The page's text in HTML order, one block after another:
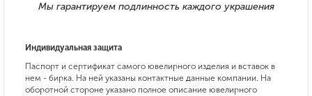
Мы гарантируем подлинность каждого украшения
Индивидуальная защита
Паспорт и сертификат самого ювелирного изделия и вставок в
нем - бирка. На ней указаны контактные данные компании. На
оборотной стороне указано полное описание ювелирного